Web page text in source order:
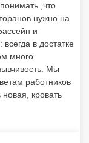
,что
нужно на
и
в достатке
много.
Мы
работников
кровать